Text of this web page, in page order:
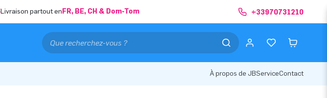
Livraison partout en FR, BE, CH & Dom-Tom +33970731210
À propos de JBServiceContact